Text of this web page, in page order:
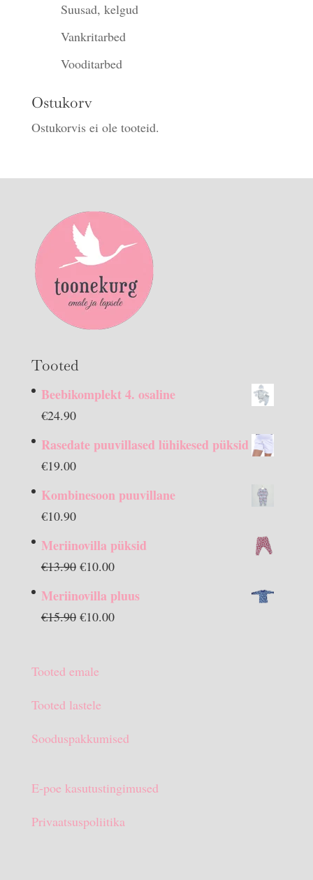
Suusad, kelgud
Vankritarbed
Vooditarbed
Ostukorv
Ostukorvis ei ole tooteid.
Tooted
Beebikomplekt 4. osaline
€24.90
Rasedate puuvillased lühikesed püksid
€19.00
Kombinesoon puuvillane
€10.90
Meriinovilla püksid
€13.90 Algne
€10.00Praegune
on:
Meriinovilla pluus
€15.90 Algne
€15.90.
€10.00Praegune
Tooted emale
Tooted lastele
Sooduspakkumised
E-poe kasutustingimused
Privaatsuspoliitika